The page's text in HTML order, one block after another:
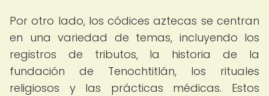
Por otro lado, los códices aztecas se centran
en una variedad de temas, incluyendo los
registros de tributos, la historia de la
fundación de Tenochtitlán, los rituales
religiosos y las prácticas médicas. Estos